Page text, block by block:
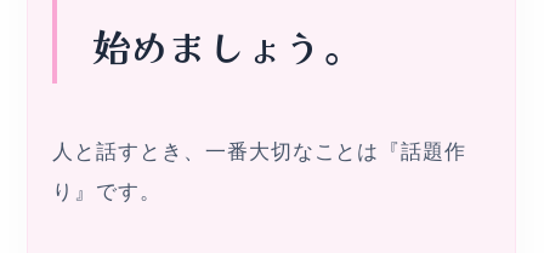
始めましょう。
人と話すとき、一番大切なことは『話題作
り』です。